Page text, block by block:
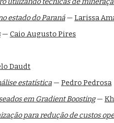
estado do Paraná— Larissa
— Caio Augusto Pires
Daudt
estatística— Pedro Pedrosa
em Gradient Boosting —
para redução de custos